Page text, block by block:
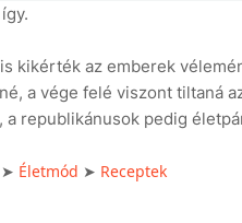
kikérték az emberek
a vége felé viszont tiltaná
a republikánusok pedig
Életmód ➤ Receptek